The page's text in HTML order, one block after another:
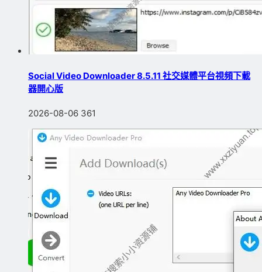
Social Video Downloader 8.5.11 社交媒體平台視頻下載
器開心版
2026-08-06 361